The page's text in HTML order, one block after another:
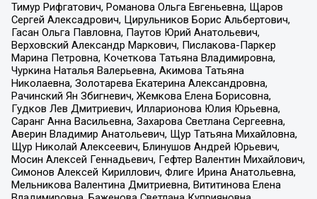
Тимур Рифгатович, Романова Ольга Евгеньевна, Щаров
Сергей Алексадрович, Цирульников Борис Альбертович,
Гасан Ольга Павловна, Паутов Юрий Анатольевич,
Верховский Александр Маркович, Пислакова-Паркер
Марина Петровна, Кочеткова Татьяна Владимировна,
Чуркина Наталья Валерьевна, Акимова Татьяна
Николаевна, Золотарева Екатерина Александровна,
Рачинский Ян Збигневич, Жемкова Елена Борисовна,
Гудков Лев Дмитриевич, Илларионова Юлия Юрьевна,
Саранг Анна Васильевна, Захарова Светлана Сергеевна,
Аверин Владимир Анатольевич, Щур Татьяна Михайловна,
Щур Николай Алексеевич, Блинушов Андрей Юрьевич,
Мосин Алексей Геннадьевич, Гефтер Валентин Михайлович,
Симонов Алексей Кириллович, Флиге Ирина Анатольевна,
Мельникова Валентина Дмитриевна, Вититинова Елена